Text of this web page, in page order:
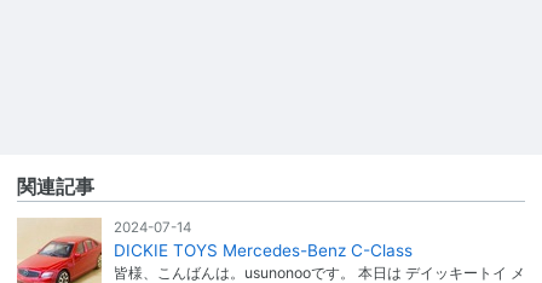
関連記事
2024-07-14
DICKIE TOYS Mercedes-Benz C-Class
皆様、こんばんは。usunonooです。 本日は デイッキートイ メ